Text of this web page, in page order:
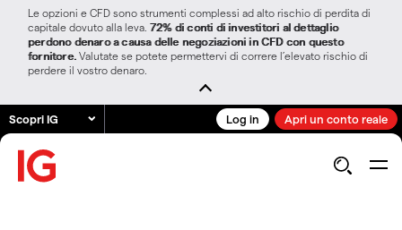
Le opzioni e CFD sono strumenti complessi ad alto rischio di perdita di
capitale dovuto alla leva. 72% di conti di investitori al dettaglio
perdono denaro a causa delle negoziazioni in CFD con questo
fornitore. Valutate se potete permettervi di correre l’elevato rischio di
perdere il vostro denaro.
Scopri IG Log in Apri un conto reale